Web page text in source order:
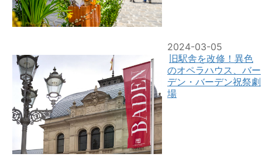
2024-03-05
旧駅舎を改修！異色
のオペラハウス、バー
デン・バーデン祝祭劇
場